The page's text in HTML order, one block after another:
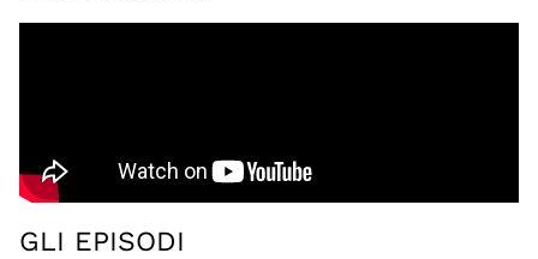
GLI EPISODI